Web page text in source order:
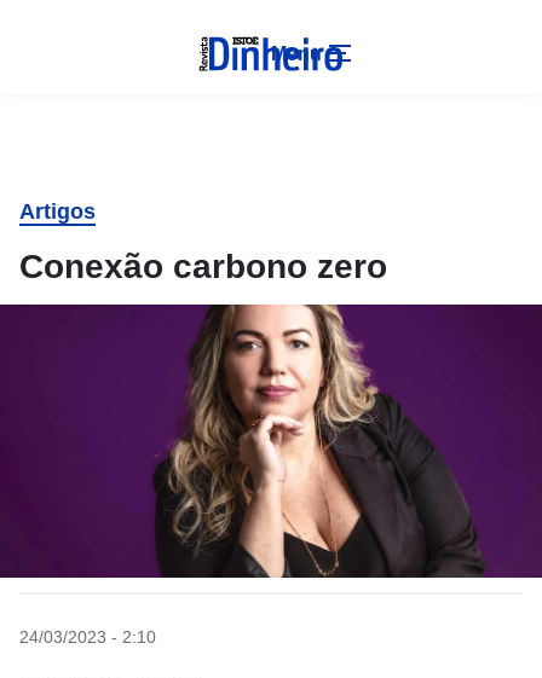
Menu
Artigos
Conexão carbono zero
24/03/2023 - 2:10